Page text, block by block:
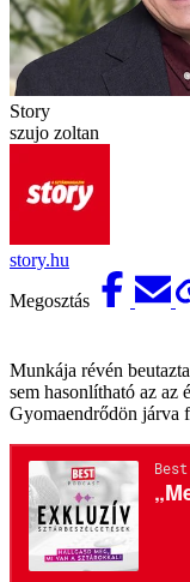
Story
szujo zoltan
story.hu
Megosztás
Munkája révén
sem hasonlítható az az
Gyomaendrődön járva